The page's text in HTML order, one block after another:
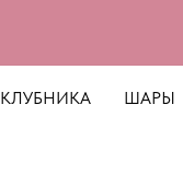
КЛУБНИКА ШАРЫ